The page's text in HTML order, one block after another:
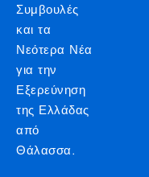
Συμβουλές
και τα
Νεότερα Νέα
για την
Εξερεύνηση
της Ελλάδας
από
Θάλασσα.